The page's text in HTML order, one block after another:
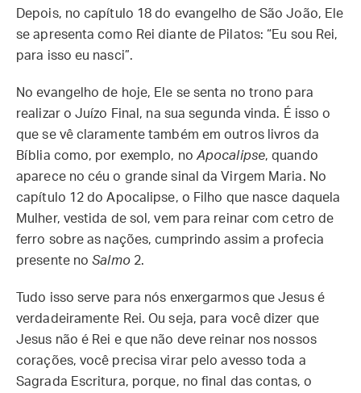
Depois, no capítulo 18 do evangelho de São João, Ele
se apresenta como Rei diante de Pilatos: “Eu sou Rei,
para isso eu nasci”.
No evangelho de hoje, Ele se senta no trono para
realizar o Juízo Final, na sua segunda vinda. É isso o
que se vê claramente também em outros livros da
Bíblia como, por exemplo, no Apocalipse, quando
aparece no céu o grande sinal da Virgem Maria. No
capítulo 12 do Apocalipse, o Filho que nasce daquela
Mulher, vestida de sol, vem para reinar com cetro de
ferro sobre as nações, cumprindo assim a profecia
presente noSalmo2.
Tudo isso serve para nós enxergarmos que Jesus é
verdadeiramente Rei. Ou seja, para você dizer que
Jesus não é Rei e que não deve reinar nos nossos
corações, você precisa virar pelo avesso toda a
Sagrada Escritura, porque, no final das contas, o